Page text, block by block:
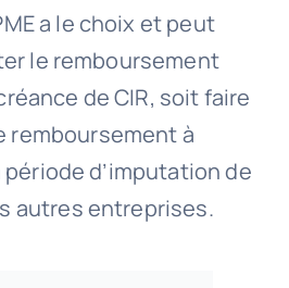
a le choix et peut
le remboursement
de CIR, soit faire
remboursement à
période d’imputation de
autres entreprises.